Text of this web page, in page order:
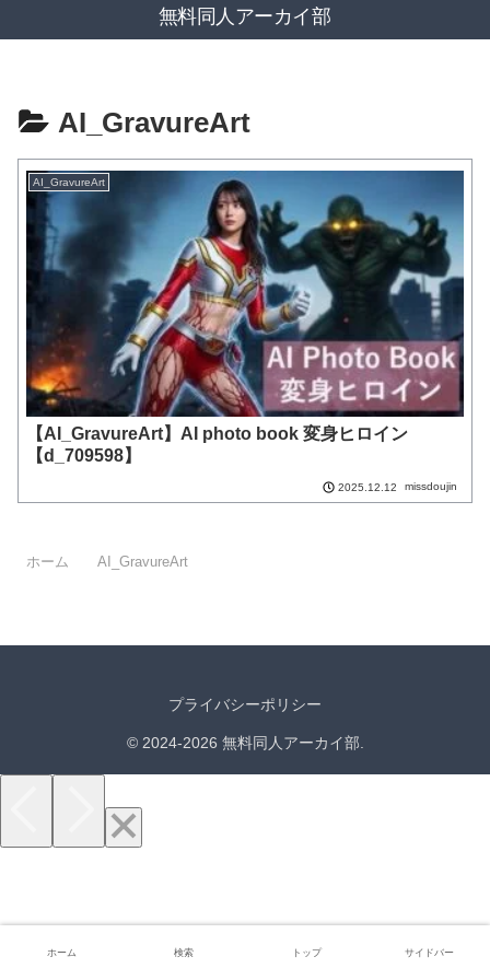
無料同人アーカイ部
AI_GravureArt
AI_GravureArt
【AI_GravureArt】AI photo book 変身ヒロイン
【d_709598】
2025.12.12 missdoujin
ホーム AI_GravureArt
プライバシーポリシー
© 2024-2026 無料同人アーカイ部.
ホーム 検索 トップ サイドバー